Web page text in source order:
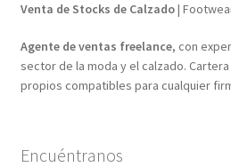
Venta de Stocks de Calzado|
Agente de ventas freelance, con
sector de la moda y el calzado.
propios compatibles para cualquier
Encuéntranos